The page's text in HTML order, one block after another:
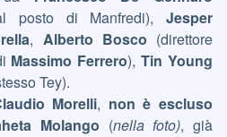
posto di Manfredi), Jesper
, Alberto Bosco (direttore
Massimo Ferrero),Tin Young
Tey).
Morelli, non è escluso
Molango (nella foto), già